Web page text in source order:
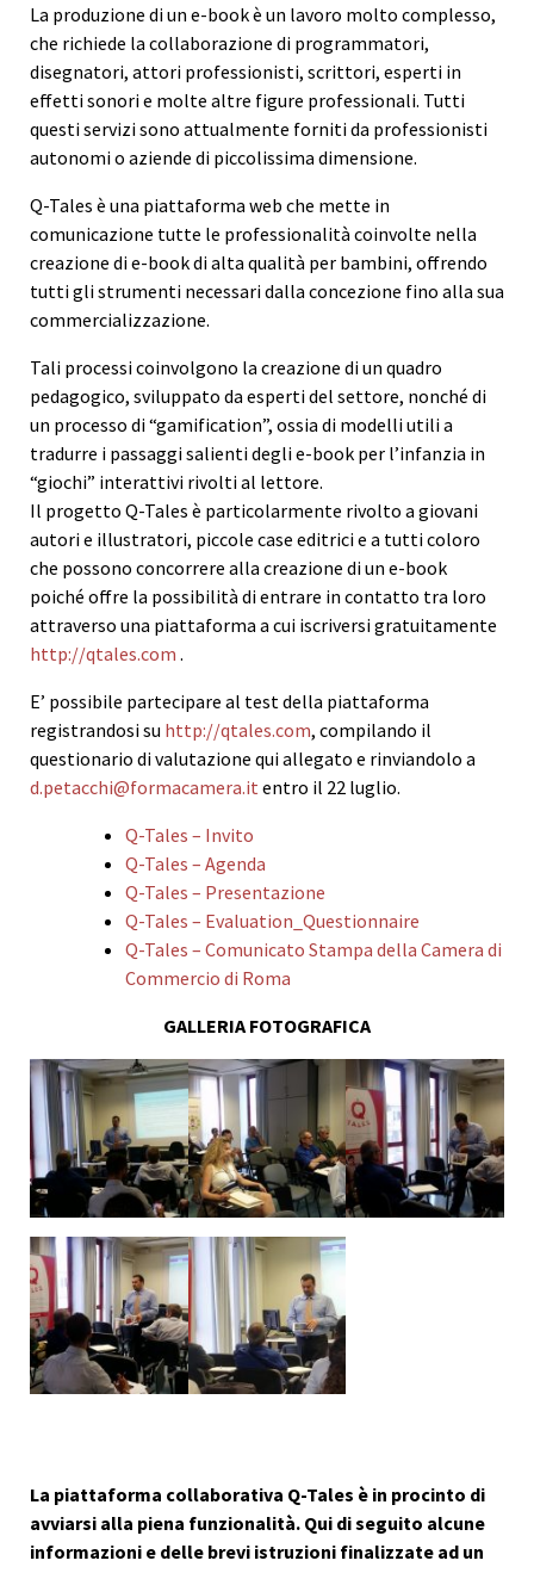
La produzione di un e-book è un lavoro molto complesso,
che richiede la collaborazione di programmatori,
disegnatori, attori professionisti, scrittori, esperti in
effetti sonori e molte altre figure professionali. Tutti
questi servizi sono attualmente forniti da professionisti
autonomi o aziende di piccolissima dimensione.
Q-Tales è una piattaforma web che mette in
comunicazione tutte le professionalità coinvolte nella
creazione di e-book di alta qualità per bambini, offrendo
tutti gli strumenti necessari dalla concezione fino alla sua
commercializzazione.
Tali processi coinvolgono la creazione di un quadro
pedagogico, sviluppato da esperti del settore, nonché di
un processo di “gamification”, ossia di modelli utili a
tradurre i passaggi salienti degli e-book per l’infanzia in
“giochi” interattivi rivolti al lettore.
Il progetto Q-Tales è particolarmente rivolto a giovani
autori e illustratori, piccole case editrici e a tutti coloro
che possono concorrere alla creazione di un e-book
poiché offre la possibilità di entrare in contatto tra loro
attraverso una piattaforma a cui iscriversi gratuitamente
http://qtales.com .
E’ possibile partecipare al test della piattaforma
registrandosi su http://qtales.com, compilando il
questionario di valutazione qui allegato e rinviandolo a
d.petacchi@formacamera.it entro il 22 luglio.
Q-Tales – Invito
Q-Tales – Agenda
Q-Tales – Presentazione
Q-Tales – Evaluation_Questionnaire
Q-Tales – Comunicato Stampa della Camera di
Commercio di Roma
GALLERIA FOTOGRAFICA
La piattaforma collaborativa Q-Tales è in procinto di
avviarsi alla piena funzionalità. Qui di seguito alcune
informazioni e delle brevi istruzioni finalizzate ad un